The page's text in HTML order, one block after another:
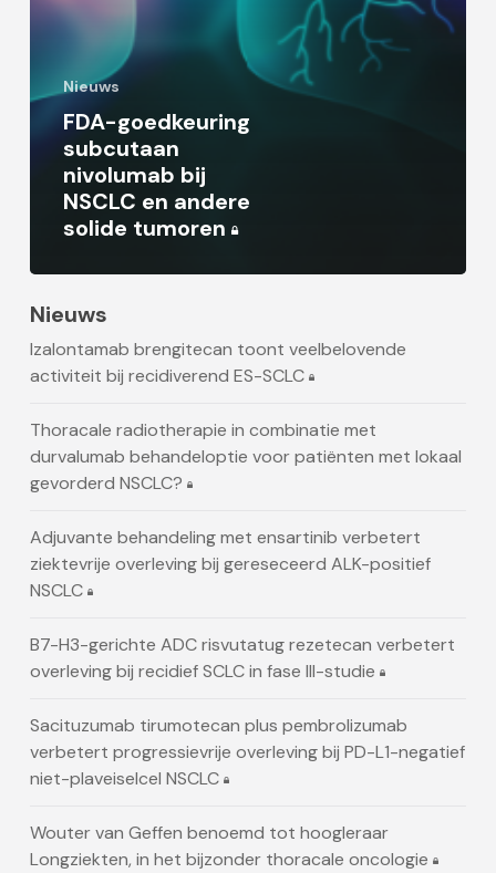
Nieuws
FDA-goedkeuring
subcutaan
nivolumab bij
NSCLC en andere
solide tumoren
Nieuws
Izalontamab brengitecan toont veelbelovende
activiteit bij recidiverend ES-SCLC
Thoracale radiotherapie in combinatie met
durvalumab behandeloptie voor patiënten met lokaal
gevorderd NSCLC?
Adjuvante behandeling met ensartinib verbetert
ziektevrije overleving bij gereseceerd ALK-positief
NSCLC
B7-H3-gerichte ADC risvutatug rezetecan verbetert
overleving bij recidief SCLC in fase III-studie
Sacituzumab tirumotecan plus pembrolizumab
verbetert progressievrije overleving bij PD-L1-negatief
niet-plaveiselcel NSCLC
Wouter van Geffen benoemd tot hoogleraar
Longziekten, in het bijzonder thoracale oncologie